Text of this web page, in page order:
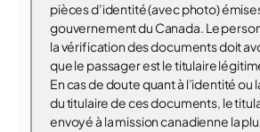
pièces d’identité (avec photo)
gouvernement du Canada. Le
la vérification des documents doit
que le passager est le titulaire
En cas de doute quant à l’identité ou
du titulaire de ces documents, le
envoyé à la mission canadienne la